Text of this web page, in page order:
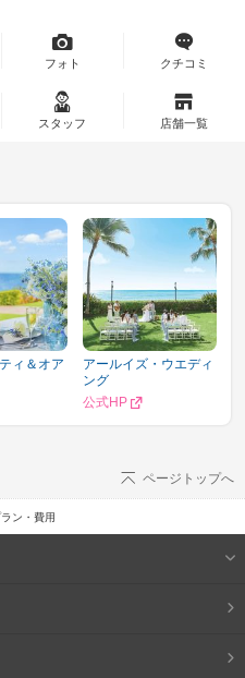
フォト クチコミ
スタッフ 店舗一覧
ィ＆オア
アールイズ・ウエディ
ング
公式HP
ページトップへ
ン・費用